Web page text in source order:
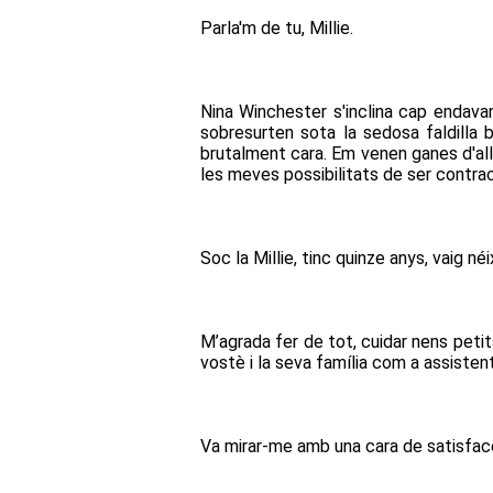
Parla'm de tu, Millie.
Nina Winchester s'inclina cap
sobresurten sota la sedosa faldilla
brutalment cara. Em venen ganes
les meves possibilitats de ser
Soc la Millie, tinc quinze anys, vaig
M’agrada fer de tot, cuidar nens
vostè i la seva família com a
Va mirar-me amb una cara de